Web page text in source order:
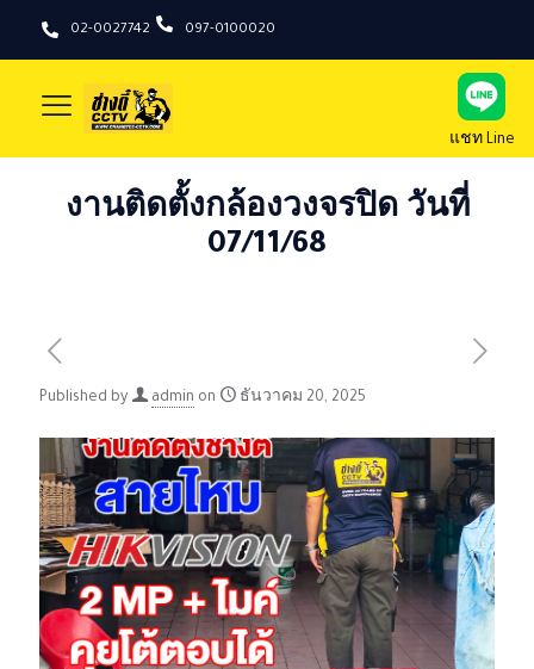
02-0027742 097-0100020
แชท Line
งานติดตั้งกล้องวงจรปิด วันที่
07/11/68
Published by admin on ธันวาคม 20, 2025